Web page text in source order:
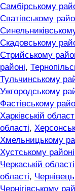
Самбірському
Сватівському
Скадовському
Стрийському
районі,
Тульчинському
Ужгородському
Фастівському
Харківській
області,
Хмельницькому
Хустському районі
Черкаській області
області,
Чернігівському